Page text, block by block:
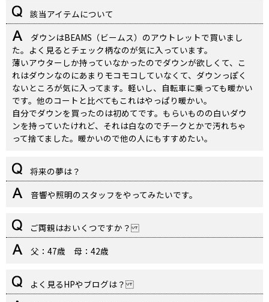
該当アイテムについて
ダウンはBEAMS（ビームス）のアウトレットで買いまし
た。よく見るとチェック柄なのが気に入っています。
薄いアウターしか持っていなかったのでダウンが欲しくて、こ
れはダウンなのにあまりモコモコしていなくて、ダウンっぽく
ないところが気に入ってます。軽いし、自転車に乗っても暖かい
です。他のコートと比べてもこれはやっぱり暖かい。
自分でダウンを買ったのは初めてです。もらいものの白いダウ
ンを持っていたけれど、それは白なのでチークとかで汚れちゃ
って捨てました。暖かいので他の人にもすすめたい。
将来の夢は？
音響や照明のスタッフをやってみたいです。
ご両親はおいくつですか？
父：47歳 母：42歳
よく見るHPやブログは？